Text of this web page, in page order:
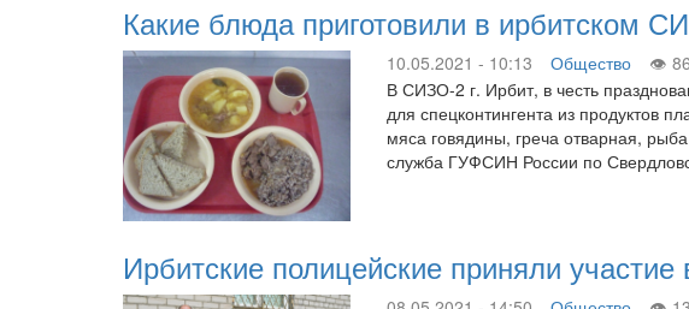
Какие блюда приготовили в ирбитском
10.05.2021 - 10:13 Общество
86
В СИЗО-2 г. Ирбит, в честь
для спецконтингента из продуктов
мяса говядины, греча отварная,
служба ГУФСИН России по
Ирбитские полицейские приняли